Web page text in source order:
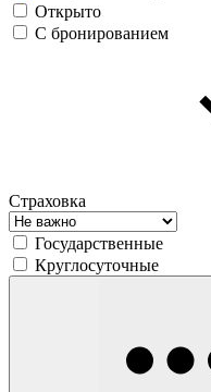
Открыто
С бронированием
Страховка
Государственные
Круглосуточные